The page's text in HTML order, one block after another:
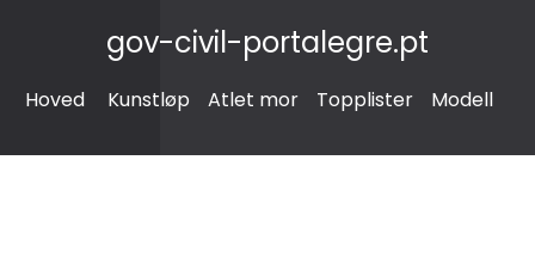
gov-civil-portalegre.pt
Hoved Kunstløp Atlet mor Topplister Modell